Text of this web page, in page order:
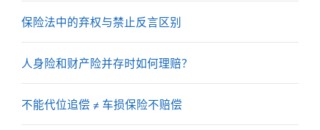
保险法中的弃权与禁止反言区别
人身险和财产险并存时如何理赔？
不能代位追偿 ≠ 车损保险不赔偿​​